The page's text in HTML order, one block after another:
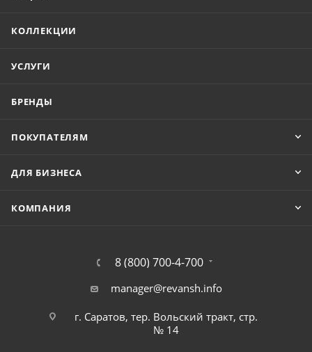
КОЛЛЕКЦИИ
УСЛУГИ
БРЕНДЫ
ПОКУПАТЕЛЯМ
ДЛЯ БИЗНЕСА
КОМПАНИЯ
8 (800) 700-4-700
manager@revansh.info
г. Саратов, тер. Вольский тракт, стр.
№ 14